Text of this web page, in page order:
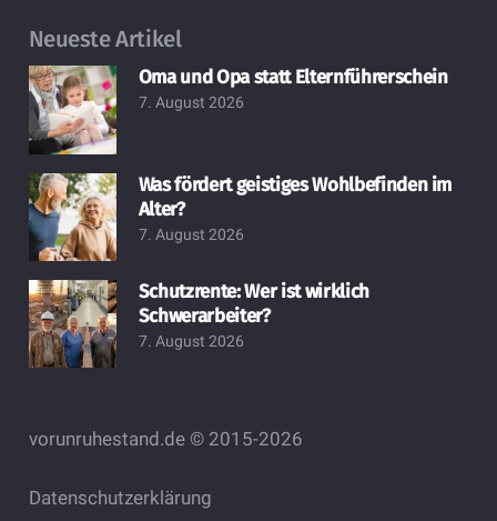
Neueste Artikel
Oma und Opa statt Elternführerschein
7. August 2026
Was fördert geistiges Wohlbefinden im
Alter?
7. August 2026
Schutzrente: Wer ist wirklich
Schwerarbeiter?
7. August 2026
vorunruhestand.de © 2015-2026
Datenschutzerklärung